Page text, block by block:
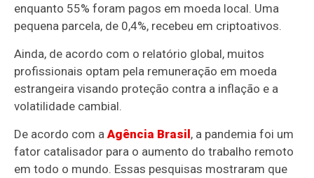
enquanto 55% foram pagos em moeda local. Uma
pequena parcela, de 0,4%, recebeu em criptoativos.
Ainda, de acordo com o relatório global, muitos
profissionais optam pela remuneração em moeda
estrangeira visando proteção contra a inflação e a
volatilidade cambial.
De acordo com aAgência Brasil, a pandemia foi um
fator catalisador para o aumento do trabalho remoto
em todo o mundo. Essas pesquisas mostraram que